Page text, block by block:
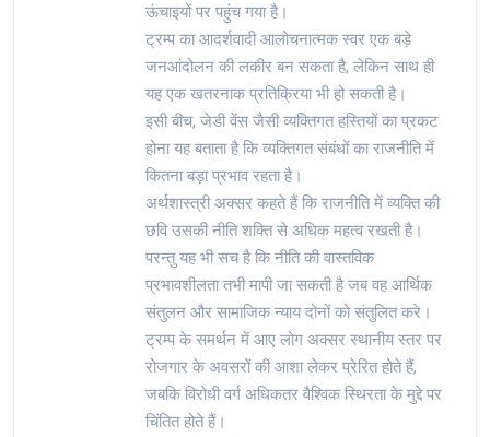
ऊंचाइयों पर पहुंच गया है।
ट्रम्प का आदर्शवादी आलोचनात्मक स्वर एक बड़े
जनआंदोलन की लकीर बन सकता है, लेकिन साथ ही
यह एक खतरनाक प्रतिक्रिया भी हो सकती है।
इसी बीच, जेडी वेंस जैसी व्यक्तिगत हस्तियों का प्रकट
होना यह बताता है कि व्यक्तिगत संबंधों का राजनीति में
कितना बड़ा प्रभाव रहता है।
अर्थशास्त्री अक्सर कहते हैं कि राजनीति में व्यक्ति की
छवि उसकी नीति शक्ति से अधिक महत्व रखती है।
परन्तु यह भी सच है कि नीति की वास्तविक
प्रभावशीलता तभी मापी जा सकती है जब वह आर्थिक
संतुलन और सामाजिक न्याय दोनों को संतुलित करे।
ट्रम्प के समर्थन में आए लोग अक्सर स्थानीय स्तर पर
रोजगार के अवसरों की आशा लेकर प्रेरित होते हैं,
जबकि विरोधी वर्ग अधिकतर वैश्विक स्थिरता के मुद्दे पर
चिंतित होते हैं।